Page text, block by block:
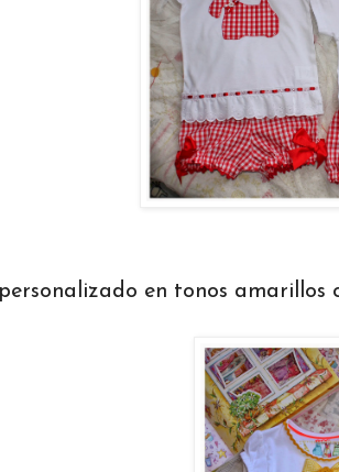
personalizado en tonos amarillos